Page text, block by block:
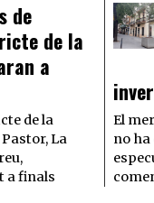
de
de la
a
de la
La
a finals
El
no ha